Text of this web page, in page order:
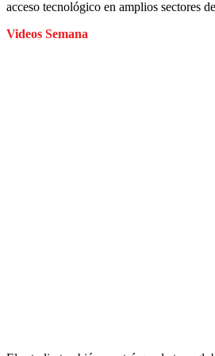
acceso tecnológico en amplios sectores
Videos Semana